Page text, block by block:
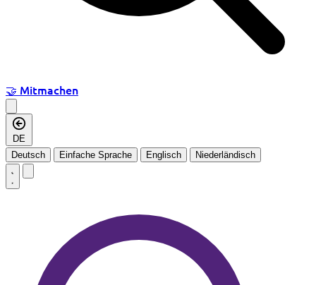
🤝 Mitmachen
DE
Deutsch
Einfache Sprache Englisch Niederländisch